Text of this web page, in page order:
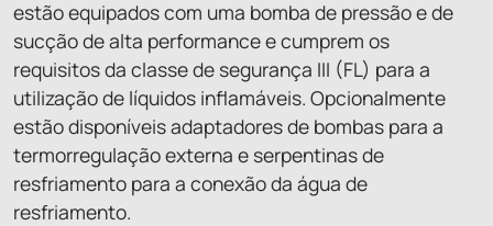
estão equipados com uma bomba de pressão e de
sucção de alta performance e cumprem os
requisitos da classe de segurança III (FL) para a
utilização de líquidos inflamáveis. Opcionalmente
estão disponíveis adaptadores de bombas para a
termorregulação externa e serpentinas de
resfriamento para a conexão da água de
resfriamento.